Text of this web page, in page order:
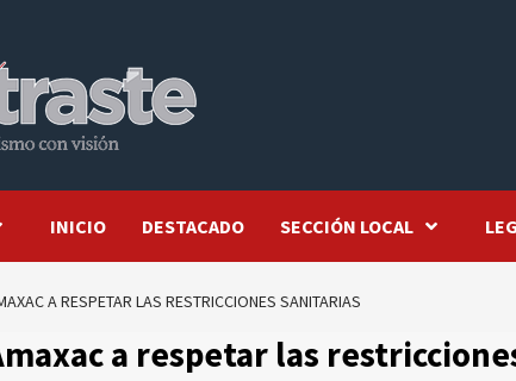
INICIO DESTACADO SECCIÓN LOCAL
A RESPETAR LAS RESTRICCIONES SANITARIAS
a respetar las